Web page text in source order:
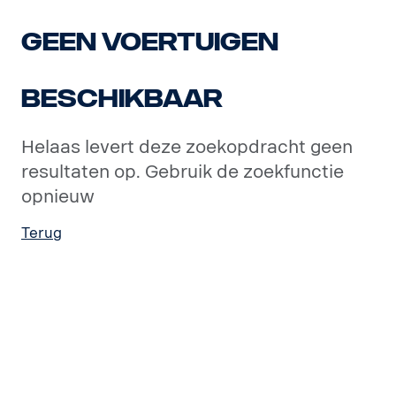
Geen voertuigen
beschikbaar
Helaas levert deze zoekopdracht geen
resultaten op. Gebruik de zoekfunctie
opnieuw
Terug